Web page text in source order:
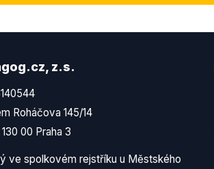
z.s.
Roháčova 145/14
00 Praha 3
ve spolkovém rejstříku u Městského